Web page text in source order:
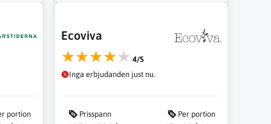
portion
Ecoviva
★★★★★ 4/5
Inga erbjudanden just nu.
Prisspann Per portion